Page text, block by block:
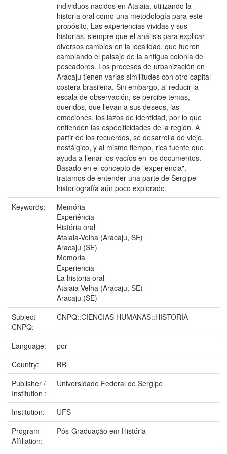
individuos nacidos en Atalaia, utilizando la
historia oral como una metodología para este
propósito. Las experiencias vividas y sus
historias, siempre que el análisis para explicar
diversos cambios en la localidad, que fueron
cambiando el paisaje de la antigua colonia de
pescadores. Los procesos de urbanización en
Aracaju tienen varias similitudes con otro capital
costera brasileña. Sin embargo, al reducir la
escala de observación, se percibe temas,
queridos, que llevan a sus deseos, las
emociones, los lazos de identidad, por lo que
entienden las especificidades de la región. A
partir de los recuerdos, se desarrolla de viejo,
nostálgico, y al mismo tiempo, rica fuente que
ayuda a llenar los vacíos en los documentos.
Basado en el concepto de "experiencia",
tratamos de entender una parte de Sergipe
historiografía aún poco explorado.
Keywords:
Memória
Experiência
História oral
Atalaia-Velha (Aracaju, SE)
Aracaju (SE)
Memoria
Experiencia
La historia oral
Atalaia-Velha (Aracaju, SE)
Aracaju (SE)
Subject
CNPQ:
CNPQ::CIENCIAS HUMANAS::HISTORIA
Language:
por
Country:
BR
Publisher /
Institution :
Universidade Federal de Sergipe
Institution:
UFS
Program
Affiliation:
Pós-Graduação em História